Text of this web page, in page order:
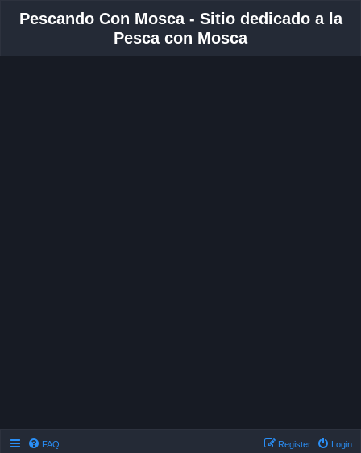
Pescando Con Mosca - Sitio dedicado a la
Pesca con Mosca
FAQ Login
Register